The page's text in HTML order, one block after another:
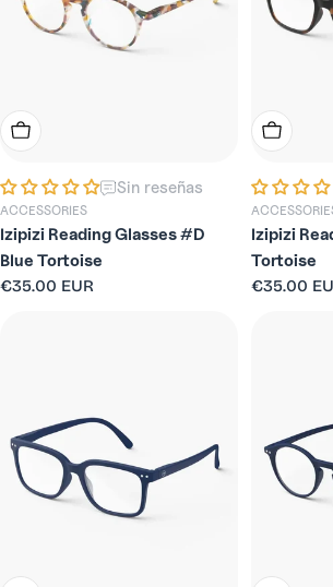
Elige Opciones
Sin reseñas
ACCESSORIES
Izipizi Reading Glasses #D
Blue Tortoise
Precio
€35.00 EUR
Elige
Izipizi
Tortoise
Precio
€35.00